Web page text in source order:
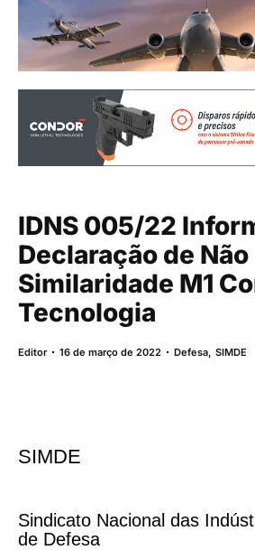
IDNS 005/22
Declaração de Não
Similaridade M1
Tecnologia
Editor 16 de março de 2022 Defesa,SIMDE
SIMDE
Sindicato Nacional das
de Defesa